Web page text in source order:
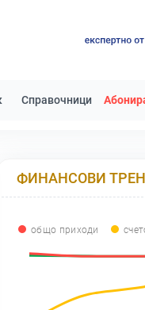
Справочници
ФИНАНСОВИ
общо приходи